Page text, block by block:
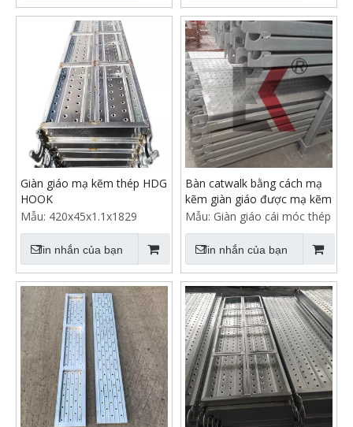
Giàn giáo mạ kẽm thép HDG
HOOK
Mẫu: 420x45x1.1x1829
Tin nhắn của bạn
Bàn catwalk bằng cách mạ
kẽm giàn giáo được mạ kẽm
Mẫu: Giàn giáo cái móc thép
Tin nhắn của bạn